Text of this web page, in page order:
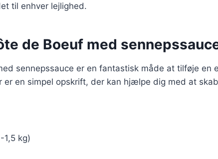
til enhver lejlighed.
de Boeuf med
sennepssauce er en fantastisk måde at tilføje en
er en simpel opskrift, der kan hjælpe dig med at
1,5 kg)